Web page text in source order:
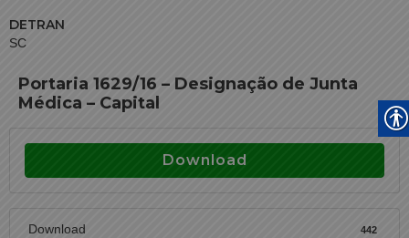
DETRAN
SC
Portaria 1629/16 – Designação de Junta
Médica – Capital
Download
Download 442